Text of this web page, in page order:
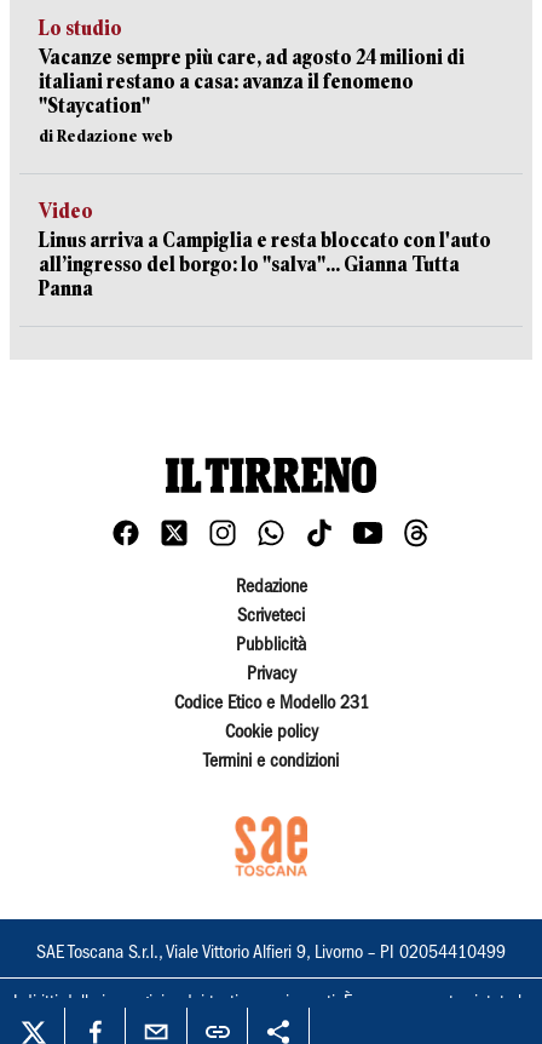
Lo studio
Vacanze sempre più care, ad agosto 24 milioni di
italiani restano a casa: avanza il fenomeno
"Staycation"
di Redazione web
Video
Linus arriva a Campiglia e resta bloccato con l'auto
all’ingresso del borgo: lo "salva"... Gianna Tutta
Panna
Redazione
Scriveteci
Pubblicità
Privacy
Codice Etico e Modello 231
Cookie policy
Termini e condizioni
SAE Toscana S.r.l., Viale Vittorio Alfieri 9, Livorno – PI 02054410499
I diritti delle immagini e dei testi sono riservati. È espressamente vietata la
loro riproduzione con qualsiasi mezzo e l'adattamento totale o parziale.